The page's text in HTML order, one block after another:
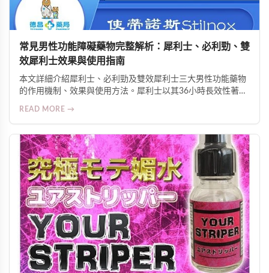
常見男性功能障礙藥物完整解析：犀利士、必利勁、雙
效犀利士效果與使用指南
本文詳細介紹犀利士、必利勁及雙效犀利士三大男性功能藥物
的作用機制、效果與使用方法。犀利士以其36小時長效性著
READ MORE →